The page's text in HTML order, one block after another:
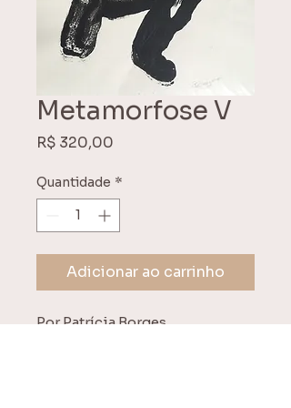
Metamorfose V
R$ 320,00
Quantidade *
Adicionar ao carrinho
Por Patrícia Borges.